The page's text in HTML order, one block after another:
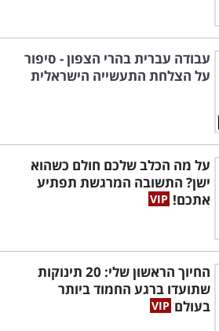
עבודה עברית בהרי הצפון - סיפור
על הצלחת התעשייה הישראלית
על מה הכלב שלכם חולם כשהוא
ישן? התשובה המרגשת תפתיע
אתכם!
החיוך הראשון שלי: 20 תינוקות
שתועדו ברגע החמוד ביותר
בעולם